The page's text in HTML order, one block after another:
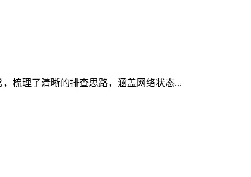
梳理了清晰的排查思路，涵盖网络状态...